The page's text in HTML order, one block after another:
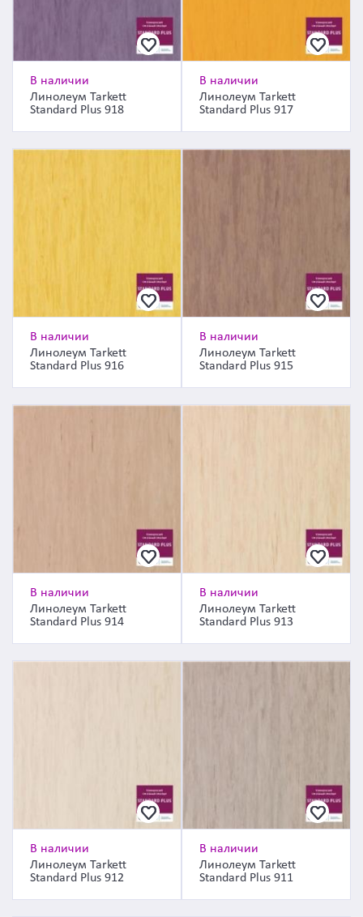
В наличии
Линолеум Tarkett
Standard Plus 918
В наличии
Линолеум Tarkett
Standard Plus 917
В наличии
Линолеум Tarkett
Standard Plus 916
В наличии
Линолеум Tarkett
Standard Plus 915
В наличии
Линолеум Tarkett
Standard Plus 914
В наличии
Линолеум Tarkett
Standard Plus 913
В наличии
Линолеум Tarkett
Standard Plus 912
В наличии
Линолеум Tarkett
Standard Plus 911